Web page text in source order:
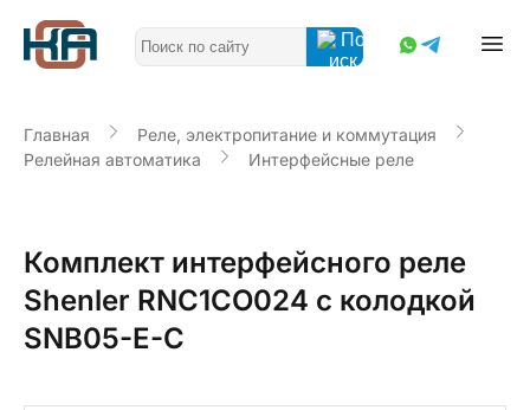
Главная
Реле, электропитание и коммутация
Релейная автоматика
Интерфейсные реле
Комплект интерфейсного реле
Shenler RNC1CO024 с колодкой
SNB05-E-C